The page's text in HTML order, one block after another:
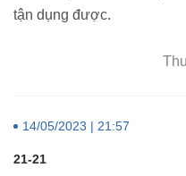
tận dụng được.
14/05/2023 | 21:57
21-21